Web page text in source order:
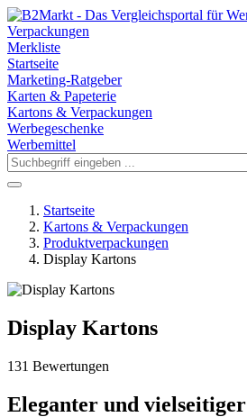
Merkliste
Startseite
Marketing-Ratgeber
Karten & Papeterie
Kartons & Verpackungen
Werbegeschenke
Werbemittel
Startseite
Kartons & Verpackungen
Produktverpackungen
Display Kartons
Display Kartons
131 Bewertungen
Eleganter und